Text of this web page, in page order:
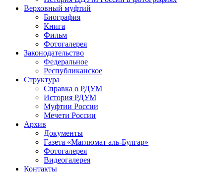
Верховный муфтий
Биография
Книга
Фильм
Фотогалерея
Законодательство
Федеральное
Республиканское
Структура
Справка о РДУМ
История РДУМ
Муфтии России
Мечети России
Архив
Документы
Газета «Маглюмат аль-Булгар»
Фотогалерея
Видеогалерея
Контакты